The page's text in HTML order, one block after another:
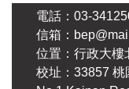
電話：03-
信箱：
位置：行政大樓
校址：33857 桃